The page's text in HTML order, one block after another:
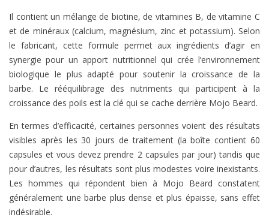
Il contient un mélange de biotine, de vitamines B, de vitamine C
et de minéraux (calcium, magnésium, zinc et potassium). Selon
le fabricant, cette formule permet aux ingrédients d’agir en
synergie pour un apport nutritionnel qui crée l’environnement
biologique le plus adapté pour soutenir la croissance de la
barbe. Le rééquilibrage des nutriments qui participent à la
croissance des poils est la clé qui se cache derrière Mojo Beard.
En termes d’efficacité, certaines personnes voient des résultats
visibles après les 30 jours de traitement (la boîte contient 60
capsules et vous devez prendre 2 capsules par jour) tandis que
pour d’autres, les résultats sont plus modestes voire inexistants.
Les hommes qui répondent bien à Mojo Beard constatent
généralement une barbe plus dense et plus épaisse, sans effet
indésirable.